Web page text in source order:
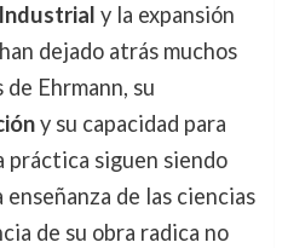
y la expansión
han dejado atrás muchos
Ehrmann, su
y su capacidad para
siguen siendo
de las ciencias
de su obra radica no